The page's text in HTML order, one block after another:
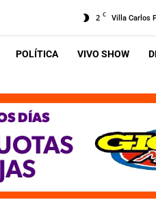
2 C Villa Carlos
POLÍTICA VIVO SHOW